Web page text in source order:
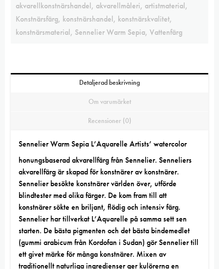
akvarellkonstnärshandel, akvarellmåleri, artistmaterial,
Konstnärsfärg, konstnärshandel, konstnärskvalitet,
konstnärsmaterial, Sennelier Warm Sepia, Vattenfärg
Detaljerad beskrivning
Om varumärket
Recensioner (0)
Sennelier Warm Sepia L’Aquarelle Artists’ watercolor
honungsbaseradakvarellfärg från Sennelier.Senneliers
akvarellfärgär skapad för konstnärer av konstnärer.
Sennelier besökte konstnärer världen över, utförde
blindtester med olika färger. De kom fram till att
konstnärer sökte en briljant, flödig och intensiv färg.
Sennelier har tillverkat L’Aquarelle på samma sett sen
starten. De bästa pigmenten och det bästa bindemedlet
(gummi arabicum från Kordofan i Sudan) gör Sennelier till
ett givet märke för många konstnärer. Mixen av
traditionellt naturliga ingredienser ger kulörerna en